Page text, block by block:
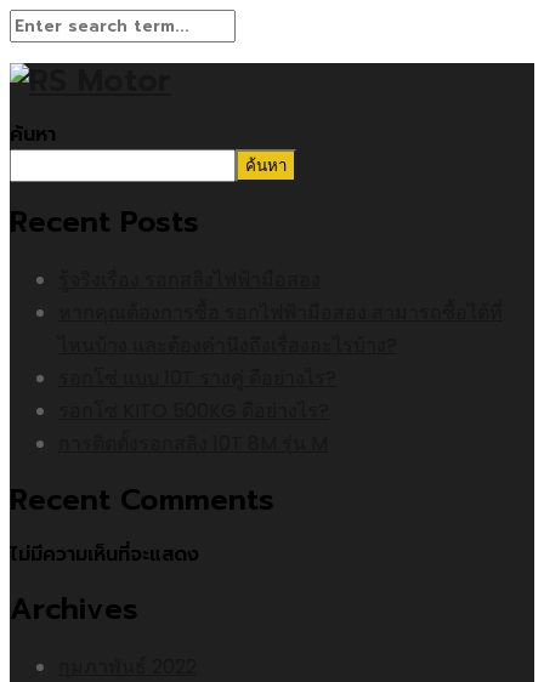
ค้นหา
ค้นหา
Recent Posts
Recent Comments
ไม่มีความเห็นที่จะแสดง
Archives